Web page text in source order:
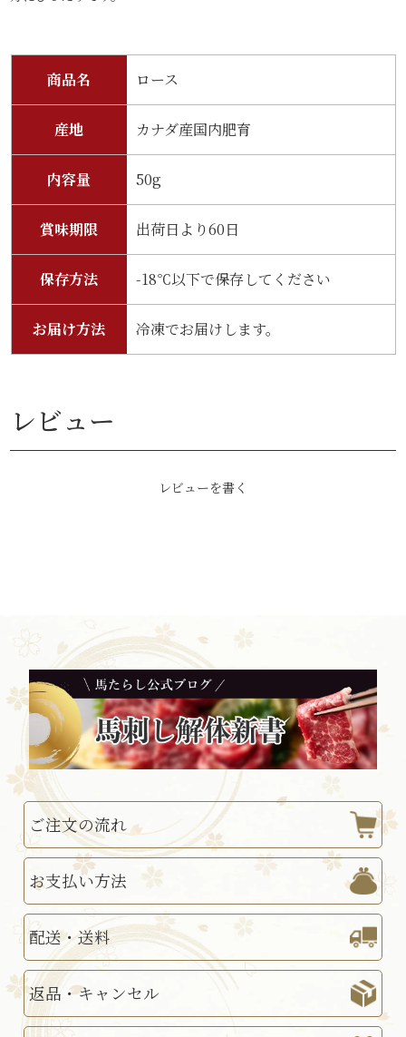
商品名 ロース
産地 カナダ産国内肥育
内容量 50g
賞味期限 出荷日より60日
保存方法 -18℃以下で保存してください
お届け方法 冷凍でお届けします。
レビュー
レビューを書く
ご注文の流れ
お支払い方法
配送・送料
返品・キャンセル